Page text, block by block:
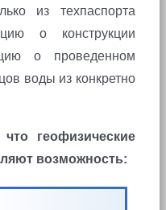
из техпаспорта
о конструкции
о проведенном
воды из конкретно
геофизические
возможность: